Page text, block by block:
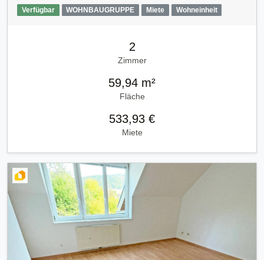
Verfügbar WOHNBAUGRUPPE Miete Wohneinheit
2
Zimmer
59,94 m²
Fläche
533,93 €
Miete